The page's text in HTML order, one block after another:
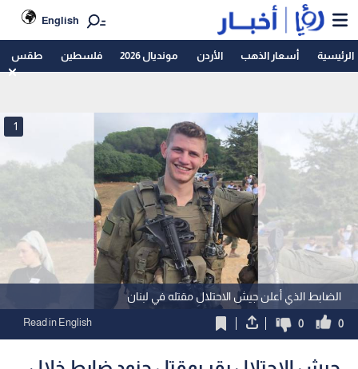
English
الرئيسية أسعار الذهب الأردن مونديال 2026 فلسطين طقس
الضابط الذي أعلن جيش الاحتلال مقتله في لبنان
1
0
0
Read in English